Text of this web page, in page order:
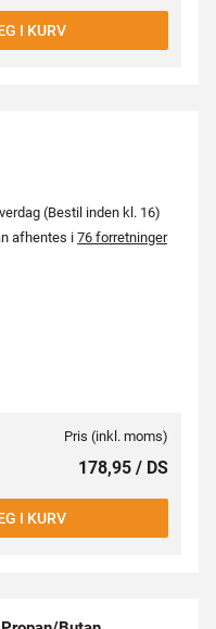
I KURV
(Bestil inden kl. 16)
afhentes i 76 forretninger
Pris (inkl. moms)
178,95 / DS
I KURV